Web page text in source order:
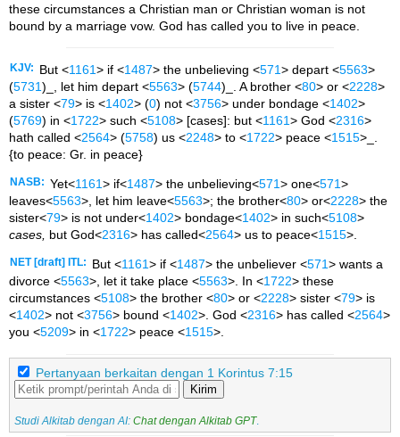
these circumstances a Christian man or Christian woman is not
bound by a marriage vow. God has called you to live in peace.
KJV: But <1161> if <1487> the unbelieving <571> depart <5563>
(5731)_, let him depart <5563> (5744)_. A brother <80> or <2228>
a sister <79> is <1402> (0) not <3756> under bondage <1402>
(5769) in <1722> such <5108> [cases]: but <1161> God <2316>
hath called <2564> (5758) us <2248> to <1722> peace <1515>_.
{to peace: Gr. in peace}
NASB: Yet<1161> if<1487> the unbelieving<571> one<571>
leaves<5563>, let him leave<5563>; the brother<80> or<2228> the
sister<79> is not under<1402> bondage<1402> in such<5108>
cases, but God<2316> has called<2564> us to peace<1515>.
NET [draft] ITL: But <1161> if <1487> the unbeliever <571> wants a
divorce <5563>, let it take place <5563>. In <1722> these
circumstances <5108> the brother <80> or <2228> sister <79> is
<1402> not <3756> bound <1402>. God <2316> has called <2564>
you <5209> in <1722> peace <1515>.
Pertanyaan berkaitan dengan 1 Korintus 7:15
Kirim
Studi Alkitab dengan AI: Chat dengan Alkitab GPT.